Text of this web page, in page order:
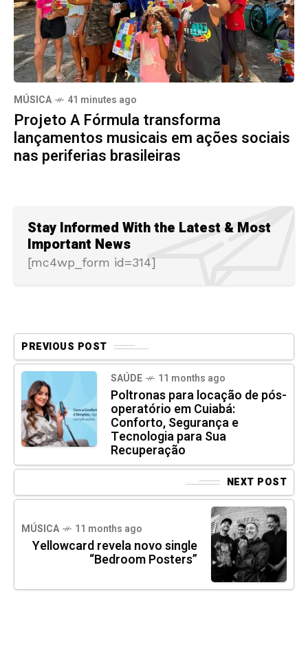
MÚSICA 41 minutes ago
Projeto A Fórmula transforma
lançamentos musicais em ações sociais
nas periferias brasileiras
Stay Informed With the Latest & Most
Important News
[mc4wp_form id=314]
PREVIOUS POST
SAÚDE 11 months ago
Poltronas para locação de pós-
operatório em Cuiabá:
Conforto, Segurança e
Tecnologia para Sua
Recuperação
NEXT POST
MÚSICA 11 months ago
Yellowcard revela novo single
“Bedroom Posters”